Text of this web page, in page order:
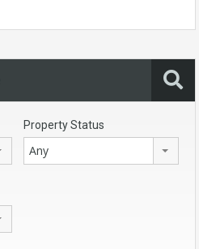
Property Status
Any